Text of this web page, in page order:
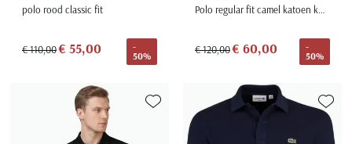
polo rood classic fit
€ 110,00€ 55,00
-
50%
Polo regular fit camel katoen korte mouw 3-knoops
€ 120,00€ 60,00
-
50%
Toevoegen aan favorieten